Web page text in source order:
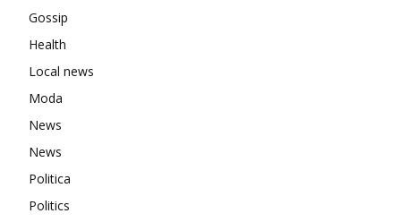
Gossip
Health
Local news
Moda
News
News
Politica
Politics